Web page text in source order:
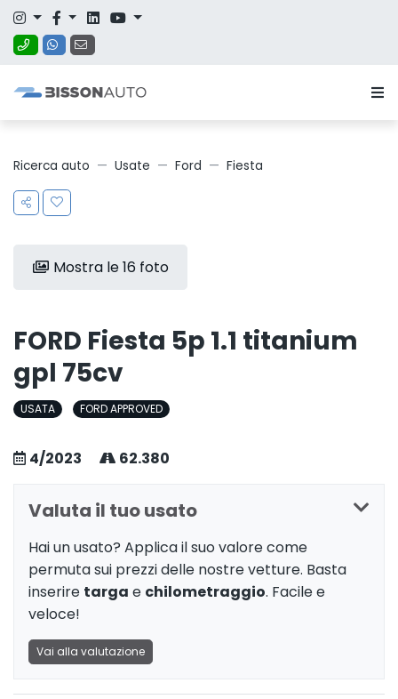
Ricerca auto Usate Ford Fiesta
Mostra le 16 foto
FORD Fiesta 5p 1.1 titanium
gpl 75cv
USATA FORD APPROVED
4/2023 62.380
Valuta il tuo usato
Hai un usato? Applica il suo valore come
permuta sui prezzi delle nostre vetture. Basta
inserire targa e chilometraggio. Facile e
veloce!
Vai alla valutazione